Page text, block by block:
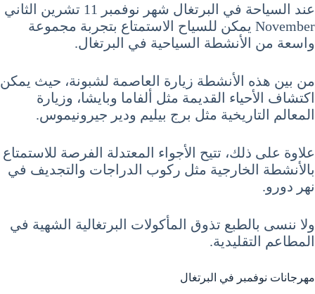
عند السياحة في البرتغال شهر نوفمبر 11 تشرين الثاني
November يمكن للسياح الاستمتاع بتجربة مجموعة
واسعة من الأنشطة السياحية في البرتغال.
من بين هذه الأنشطة زيارة العاصمة لشبونة، حيث يمكن
اكتشاف الأحياء القديمة مثل ألفاما وبايشا، وزيارة
المعالم التاريخية مثل برج بيليم ودير جيرونيموس.
علاوة على ذلك، تتيح الأجواء المعتدلة الفرصة للاستمتاع
بالأنشطة الخارجية مثل ركوب الدراجات والتجديف في
نهر دورو.
ولا ننسى بالطبع تذوق المأكولات البرتغالية الشهية في
المطاعم التقليدية.
مهرجانات نوفمبر في البرتغال